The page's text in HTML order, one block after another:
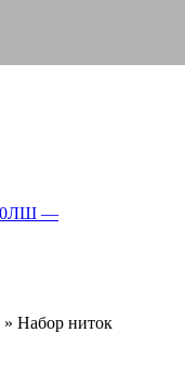
» Набор ниток